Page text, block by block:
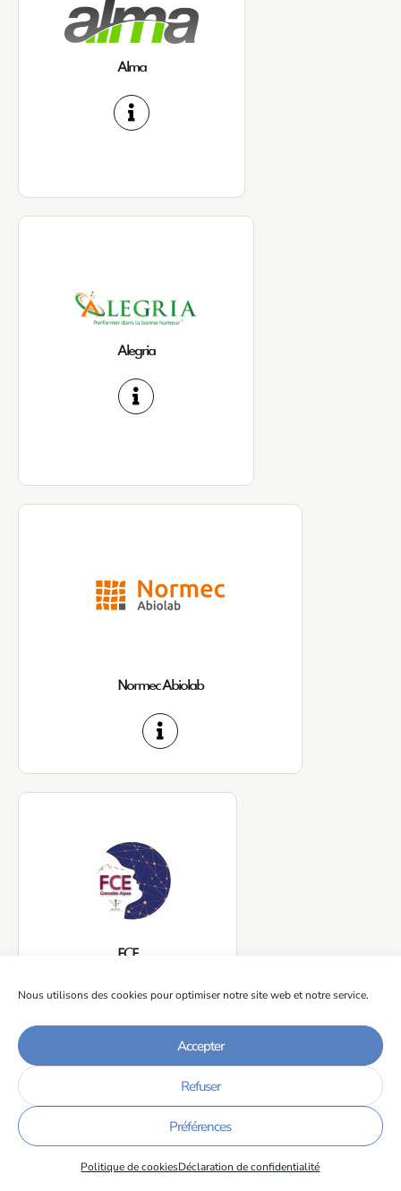
Nous utilisons des cookies pour optimiser notre site web et notre service.
Accepter
Refuser
Préférences
Politique de cookiesDéclaration de confidentialité
Alma
Alegria
Normec Abiolab
FCE